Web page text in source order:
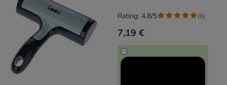
7,19 €
Rating: 4.8/5 (6)